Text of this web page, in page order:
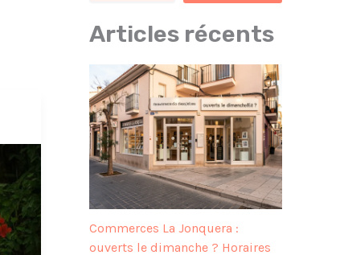
Articles récents
Commerces La Jonquera :
ouverts le dimanche ? Horaires